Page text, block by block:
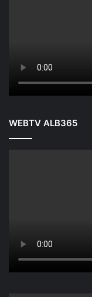
WEBTV ALB365